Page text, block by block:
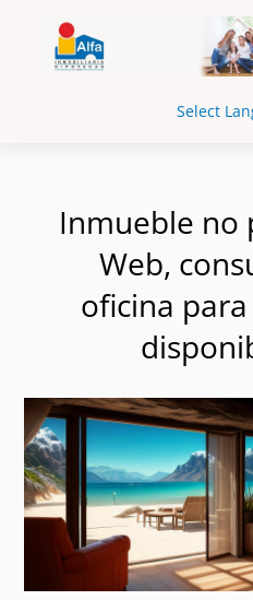
Select
Inmueble no
Web,
oficina